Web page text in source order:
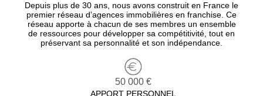
Depuis plus de 30 ans, nous avons construit en France le
premier réseau d’agences immobilières en franchise. Ce
réseau apporte à chacun de ses membres un ensemble
de ressources pour développer sa compétitivité, tout en
préservant sa personnalité et son indépendance.
50 000 €
APPORT PERSONNEL